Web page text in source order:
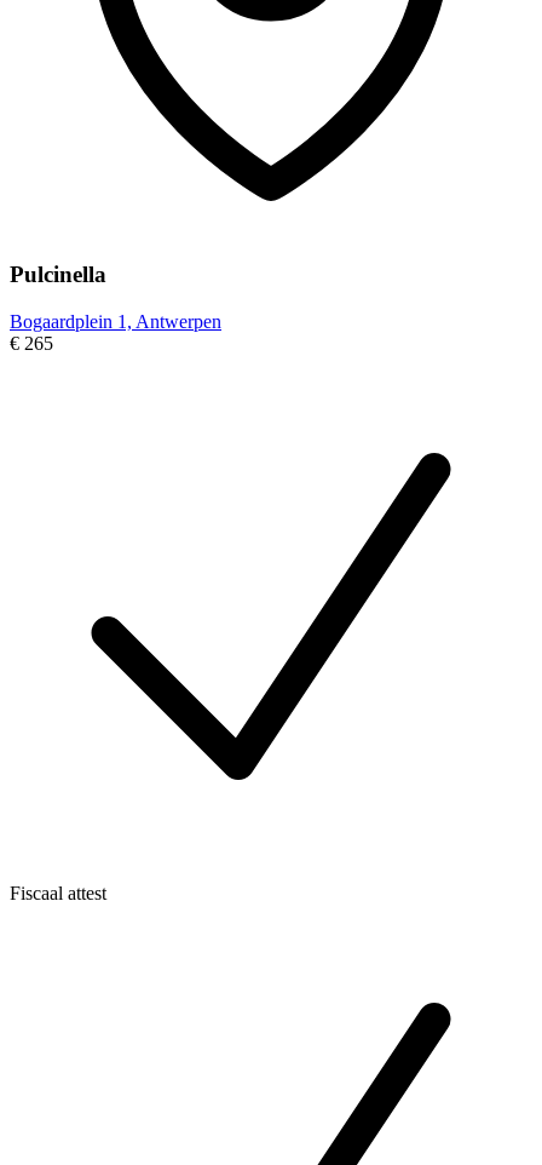
Pulcinella
Bogaardplein 1, Antwerpen
€ 265
Fiscaal attest